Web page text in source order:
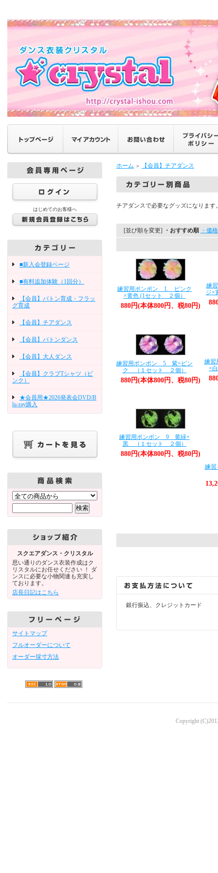
はじめてのお客様へ
■新入会登録ページ
■有料追加体験（1回分）
【会員】バトン育成・フラッ
グ育成
【会員】チアダンス
【会員】バトンダンス
【会員】大人ダンス
【会員】クラブTシャツ（ピ
ンク）
★会員用★2026発表会DVD/B
lu-ray購入
スクエアダンス・クリスタル
思い通りのダンス衣装作成はク
リスタルにお任せください ！ ダ
ンスに必要な小物関連も充実し
ております。
店長日記はこちら
サイトマップ
フルオーダーについて
オーダー採寸方法
ホーム ＞ 【会員】チアダンス
チアダンスで必要なグッズになります
[並び順を変更] ・おすすめ順 ・価
練習用ポンポン 1. ピンク
×黄色 (1セット ２個）
880円(本体800円、税80円)
練
ジ×
練習用ポンポン 5 紫×ピン
ク （１セット ２個）
880円(本体800円、税80円)
練
×
練習用ポンポン 9 黄緑×
黒 （１セット ２個）
880円(本体800円、税80円)
練習
銀行振込、クレジットカード
Copyright